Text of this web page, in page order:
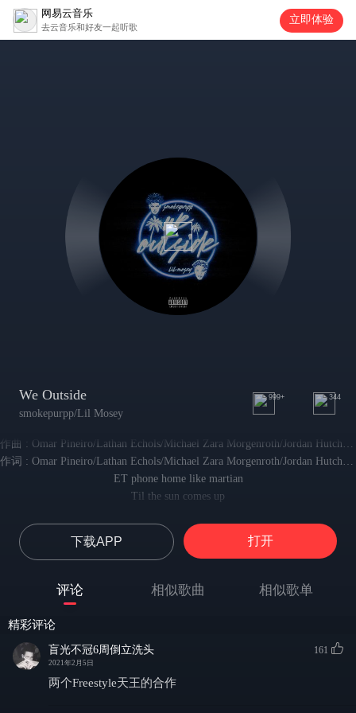
网易云音乐
去云音乐和好友一起听歌
立即体验
We Outside
smokepurpp/Lil Mosey
999+ 344
ET phone home like martian
Til the sun comes up
Swerving a big body with the gang
开着豪车跟帮派兄弟一块漂移
And we keeping blickies we ain't worried bout a thing
我们槍支在手 何事都不担心
Bad bitch on me wanna know my real name
Come **** with rich niggas, you don't gotta be with lames
过来和富哥混 你没必要非得进菜鸡窝里呆着
We gon pop out every night til the sun comes up
我们每晚都会狂欢直到旭日东升
下载APP 打开
评论 相似歌曲 相似歌单
精彩评论
盲光不冠6周倒立洗头
2021年2月5日
161
两个Freestyle天王的合作